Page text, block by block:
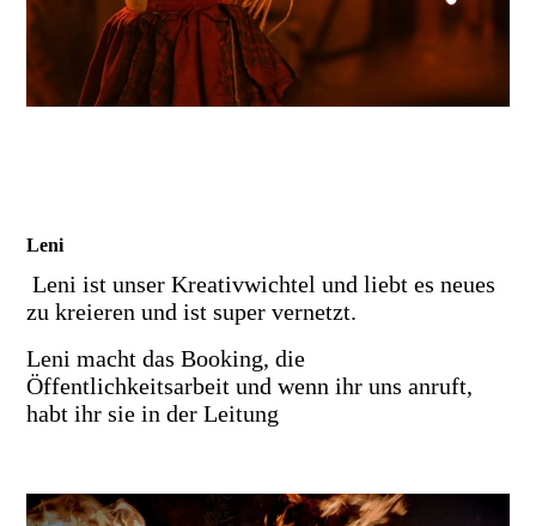
Leni
Leni ist unser Kreativwichtel und liebt es neues
zu kreieren und ist super vernetzt.
Leni macht das Booking, die
Öffentlichkeitsarbeit und wenn ihr uns anruft,
habt ihr sie in der Leitung